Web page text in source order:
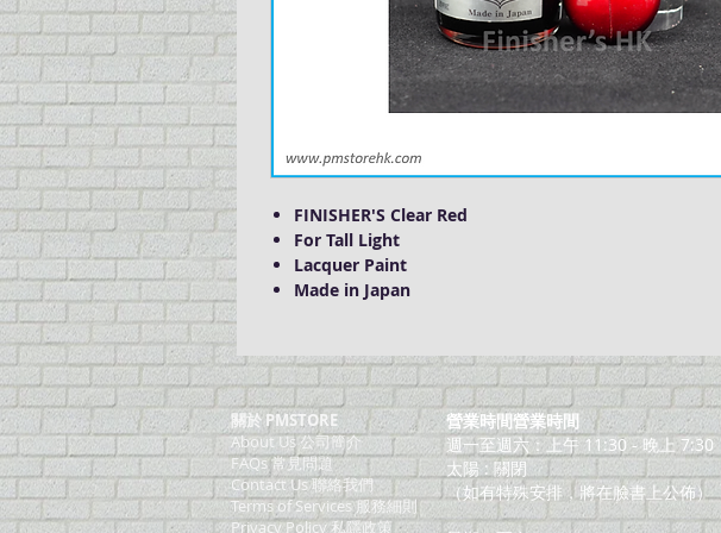
FINISHER'S Clear Red
For Tall Light
Lacquer Paint
Made in Japan
關於 PMSTORE
About Us 公司簡介
FAQs 常見問題
Contact Us 聯絡我們
​Terms of Services 服務細則
Privacy Policy 私隱政策
營業時間營業時間
週一至週六：上午 11:30 - 晚上 7:30
太陽 : 關閉
（如有特殊安排，將在臉書上公佈）